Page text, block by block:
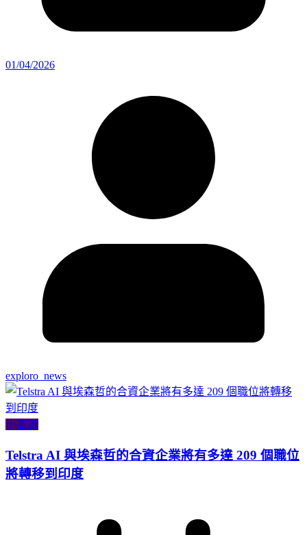
01/04/2026
exploro_news
小智識
Telstra AI 與埃森哲的合資企業將有多達 209 個職位
將轉移到印度